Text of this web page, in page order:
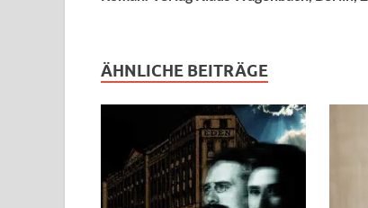
ÄHNLICHE BEITRÄGE